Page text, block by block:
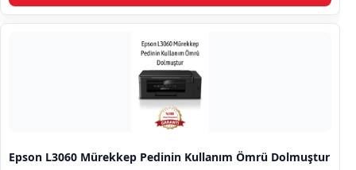
Epson L3060 Mürekkep Pedinin Kullanım Ömrü Dolmuştur